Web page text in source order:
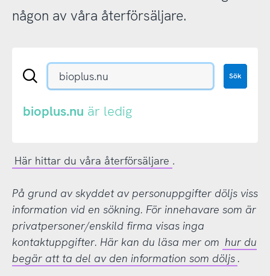
någon av våra återförsäljare.
Sök
eller
Sök
bioplus.nu är ledig
Här hittar du våra återförsäljare .
På grund av skyddet av personuppgifter döljs viss
information vid en sökning. För innehavare som är
privatpersoner/enskild firma visas inga
kontaktuppgifter. Här kan du läsa mer om hur du
begär att ta del av den information som döljs .